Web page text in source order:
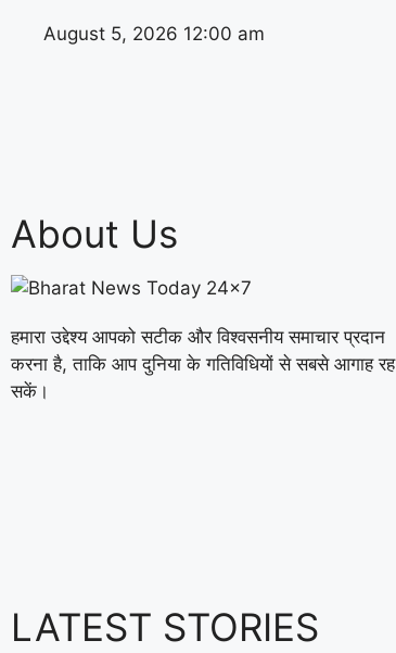
August 5, 2026 12:00 am
About Us
हमारा उद्देश्य आपको सटीक और विश्वसनीय समाचार प्रदान
करना है, ताकि आप दुनिया के गतिविधियों से सबसे आगाह रह
सकें।
LATEST STORIES